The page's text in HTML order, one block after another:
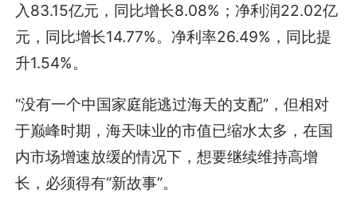
入83.15亿元，同比增长8.08%；净利润22.02亿
元，同比增长14.77%。净利率26.49%，同比提
升1.54%。
“没有一个中国家庭能逃过海天的支配”，但相对
于巅峰时期，海天味业的市值已缩水太多，在国
内市场增速放缓的情况下，想要继续维持高增
长，必须得有“新故事”。